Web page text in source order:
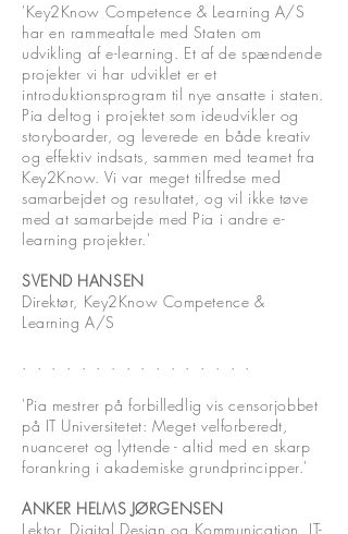
'Key2Know Competence & Learning A/S
har en rammeaftale med Staten om
udvikling af e-learning. Et af de spændende
projekter vi har udviklet er et
introduktionsprogram til nye ansatte i staten.
Pia deltog i projektet som ideudvikler og
storyboarder, og leverede en både kreativ
og effektiv indsats, sammen med teamet fra
Key2Know. Vi var meget tilfredse med
samarbejdet og resultatet, og vil ikke tøve
med at samarbejde med Pia i andre e-
learning projekter.'
SVEND HANSEN
Direktør, Key2Know Competence &
Learning A/S
. . . . . . . . . . . . . . . .
'Pia mestrer på forbilledlig vis censorjobbet
på IT Universitetet: Meget velforberedt,
nuanceret og lyttende - altid med en skarp
forankring i akademiske grundprincipper.'
ANKER HELMS JØRGENSEN
Lektor, Digital Design og Kommunication, IT-